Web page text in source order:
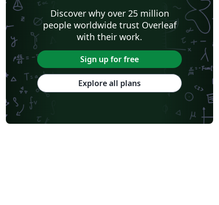
Discover why over 25 million
people worldwide trust Overleaf
with their work.
Sign up for free
Explore all plans